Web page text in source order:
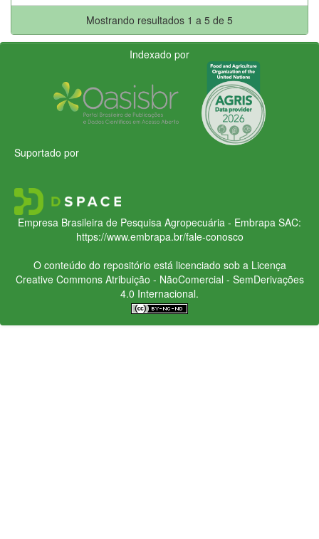
Mostrando resultados 1 a 5 de 5
Indexado por
Suportado por
Empresa Brasileira de Pesquisa Agropecuária - Embrapa SAC:
https://www.embrapa.br/fale-conosco
O conteúdo do repositório está licenciado sob a Licença
Creative CommonsAtribuição - NãoComercial - SemDerivações
4.0 Internacional.